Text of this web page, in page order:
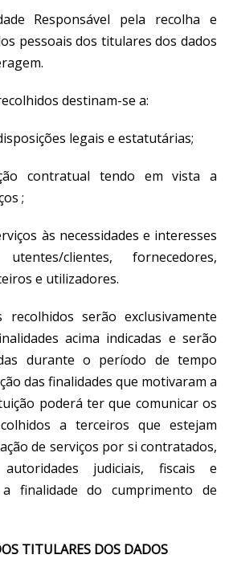
Responsável pela recolha e
pessoais dos titulares dos dados
destinam-se a:
legais e estatutárias;
contratual tendo em vista a
;
às necessidades e interesses
clientes, fornecedores,
e utilizadores.
recolhidos serão exclusivamente
acima indicadas e serão
durante o período de tempo
das finalidades que motivaram a
poderá ter que comunicar os
a terceiros que estejam
de serviços por si contratados,
judiciais, fiscais e
finalidade do cumprimento de
TITULARES DOS DADOS